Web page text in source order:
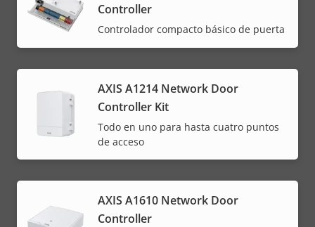
Controller
Controlador compacto básico de puerta
AXIS A1214 Network Door
Controller Kit
Todo en uno para hasta cuatro puntos
de acceso
AXIS A1610 Network Door
Controller